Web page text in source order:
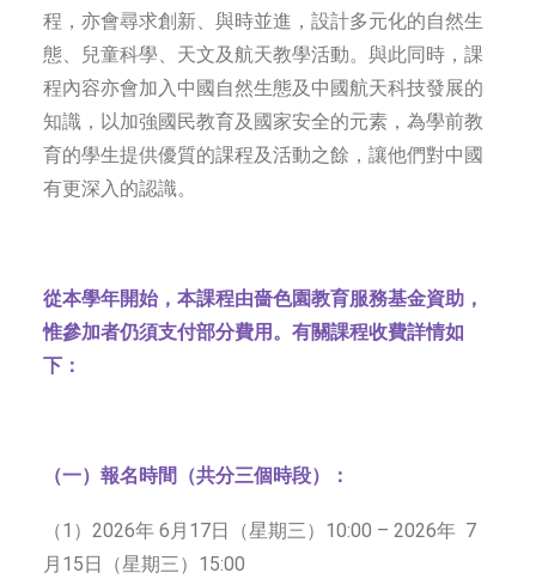
程，亦會尋求創新、與時並進，設計多元化的自然生
態、兒童科學、天文及航天教學活動。與此同時，課
程內容亦會加入中國自然生態及中國航天科技發展的
知識，以加強國民教育及國家安全的元素，為學前教
育的學生提供優質的課程及活動之餘，讓他們對中國
有更深入的認識。
從本學年開始，本課程由嗇色園教育服務基金資助，
惟參加者仍須支付部分費用。有關課程收費詳情如
下：
（一）報名時間（共分三個時段）：
（1）2026年 6月17日（星期三）10:00 – 2026年 7
月15日（星期三）15:00